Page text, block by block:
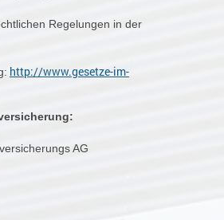
Regelungen in der
http://www.gesetze-im-
AG